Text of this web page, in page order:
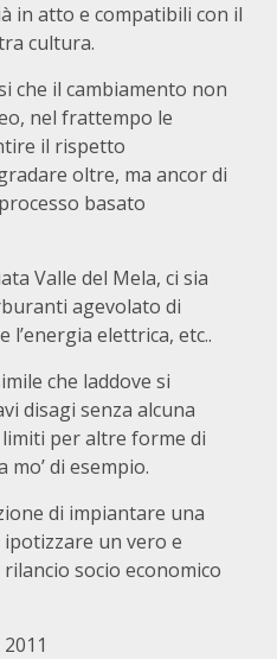
in atto e compatibili con il
cultura.
che il cambiamento non
nel frattempo le
il rispetto
oltre, ma ancor di
basato
Valle del Mela, ci sia
agevolato di
l’energia elettrica, etc..
che laddove si
disagi senza alcuna
per altre forme di
di esempio.
di impiantare una
un vero e
socio economico